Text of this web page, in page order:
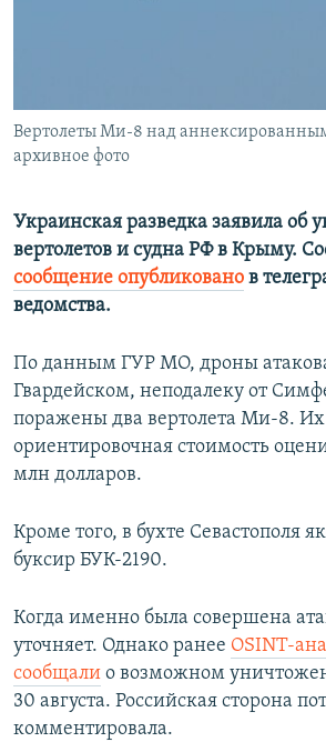
УКРАИНСКАЯ ПРОБЛЕМА КРЫМА
Все сайты RFE/RL
Вертолеты Ми-8 над
архивное фото
Украинская разведка заявила об
вертолетов и судна РФ в Крыму.
сообщение опубликовано в
ведомства.
По данным ГУР МО, дроны
Гвардейском, неподалеку от
поражены два вертолета Ми-8. Их
ориентировочная стоимость
млн долларов.
Кроме того, в бухте Севастополя
буксир БУК-2190.
Когда именно была совершена
уточняет. Однако ранее OSINT-
сообщали о возможном
30 августа. Российская сторона
комментировала.